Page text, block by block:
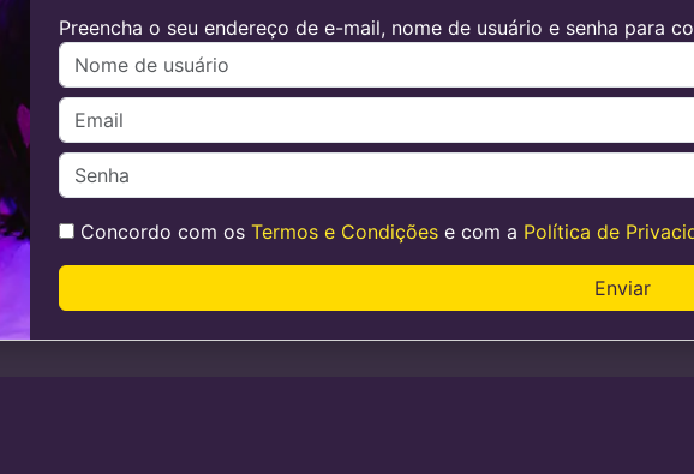
Preencha o seu endereço de e-mail, nome de usuário e senha para
Concordo com os Termos e Condiçõese com a Política de
Enviar